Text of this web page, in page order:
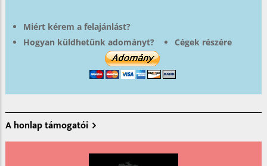
Miért kérem a felajánlást?
Hogyan küldhetünk adományt?
Cégek részére
A honlap támogatói